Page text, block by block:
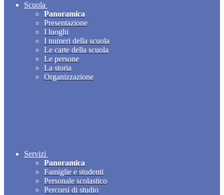
Scuola
Panoramica
Presentazione
I luoghi
I numeri della scuola
Le carte della scuola
Le persone
La storia
Organizzazione
Servizi
Panoramica
Famiglie e studenti
Personale scolastico
Percorsi di studio